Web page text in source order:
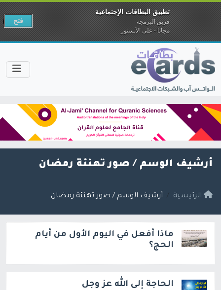
أرشيف الوسم / صور تهنئة رمضان
الرئيسية أرشيف الوسم / صور تهنئة رمضان
ماذا أفعل في اليوم الأول من أيام
الحج؟
الحاجة إلى الله عز وجل
تطبيق البطاقات الإجتماعية
فريق البرمجة
مجانا - على الآبستور
فتح